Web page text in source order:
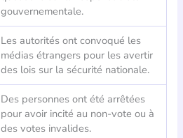
gouvernementale.
Les autorités ont convoqué les
médias étrangers pour les avertir
des lois sur la sécurité nationale.
Des personnes ont été arrêtées
pour avoir incité au non-vote ou à
des votes invalides.